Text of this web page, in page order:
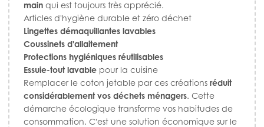
main qui est toujours très apprécié.
Articles d'hygiène durable et zéro déchet
Lingettes démaquillantes lavables
Coussinets d'allaitement
Protections hygiéniques réutilisables
Essuie-tout lavable pour la cuisine
Remplacer le coton jetable par ces créations réduit
considérablement vos déchets ménagers. Cette
démarche écologique transforme vos habitudes de
consommation. C'est une solution économique sur le